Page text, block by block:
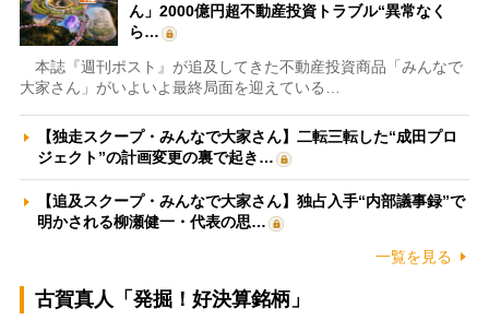
ん」2000億円超不動産投資トラブル“異常なく
ら…
本誌『週刊ポスト』が追及してきた不動産投資商品「みんなで
大家さん」がいよいよ最終局面を迎えている…
【独走スクープ・みんなで大家さん】二転三転した“成田プロ
ジェクト”の計画変更の裏で起き…
【追及スクープ・みんなで大家さん】独占入手“内部議事録”で
明かされる柳瀬健一・代表の思…
一覧を見る
古賀真人「発掘！好決算銘柄」